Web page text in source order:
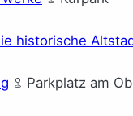
historische
Parkplatz am